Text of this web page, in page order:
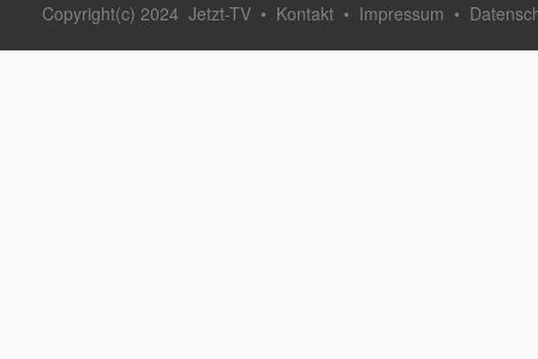
Copyright(c) 2024 Jetzt-TV • Kontakt • Impressum •